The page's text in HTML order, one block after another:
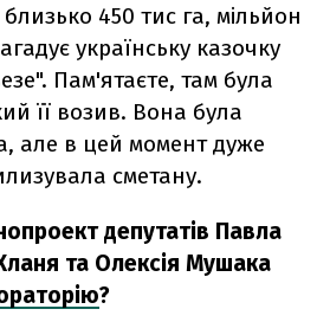
450 тис га, мільйон
українську казочку
Пам'ятаєте, там була
її возив. Вона була
але в цей момент дуже
сметану.
депутатів Павла
та Олексія Мушака
?